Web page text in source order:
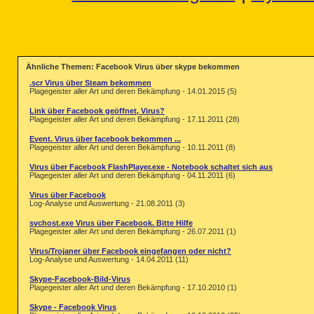
FF -
FF -
FF -
FF - prefs.js..extensions.enabledItems:
FF -
FF - HKLM\software\mozilla\Mozilla
FF - HKLM\software\mozilla\Mozilla
[2009.12.31 13:24:54 | 000,000,000 |
[2010.04.15 20:13:41 | 000,000,000 |
[2010.08.31 20:23:35 | 000,000,000 |
[2010.01.11 20:33:08 | 000,000,000 |
O1 HOSTS File: ([2009.06.10
O2 - BHO: (SBCONVERT Class) -
O2 - BHO: (no name) - {5C255C8A-
O2 - BHO: (GrabberObj Class) -
O3 - HKCU\..\Toolbar\WebBrowser:
Ähnliche Themen: Facebook Virus über skype bekommen
.scr Virus über Steam bekommen
Plagegeister aller Art und deren Bekämpfung - 14.01.2015 (5)
Link über Facebook geöffnet, Virus?
Plagegeister aller Art und deren Bekämpfung - 17.11.2011 (28)
Event. Virus über facebook bekommen ...
Plagegeister aller Art und deren Bekämpfung - 10.11.2011 (8)
Virus über Facebook FlashPlayer.exe - Notebook schaltet sich aus
Plagegeister aller Art und deren Bekämpfung - 04.11.2011 (6)
Virus über Facebook
Log-Analyse und Auswertung - 21.08.2011 (3)
svchost.exe Virus über Facebook. Bitte Hilfe
Plagegeister aller Art und deren Bekämpfung - 26.07.2011 (1)
Virus/Trojaner über Facebook eingefangen oder nicht?
Log-Analyse und Auswertung - 14.04.2011 (11)
Skype-Facebook-Bild-Virus
Plagegeister aller Art und deren Bekämpfung - 17.10.2010 (1)
Skype - Facebook Virus